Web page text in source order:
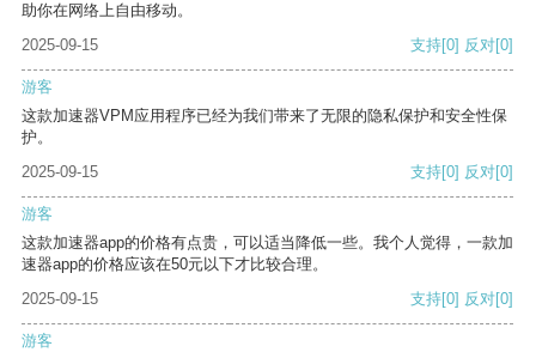
助你在网络上自由移动。
2025-09-15
支持[0] 反对[0]
游客
这款加速器VPM应用程序已经为我们带来了无限的隐私保护和安全性保
护。
2025-09-15
支持[0] 反对[0]
游客
这款加速器app的价格有点贵，可以适当降低一些。我个人觉得，一款加
速器app的价格应该在50元以下才比较合理。
2025-09-15
支持[0] 反对[0]
游客